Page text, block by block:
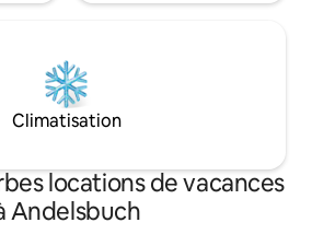
Climatisation
locations de vacances
Andelsbuch